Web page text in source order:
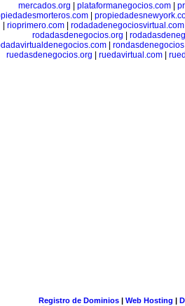
mercados.org
plataformanegocios.com
rioprimero.com| rodadadenegociosvirtual.com
rodadasdenegocios.org
|
ruedasdenegocios.org
ruedavirtual.com|
Registro de Dominios| Web Hosting |